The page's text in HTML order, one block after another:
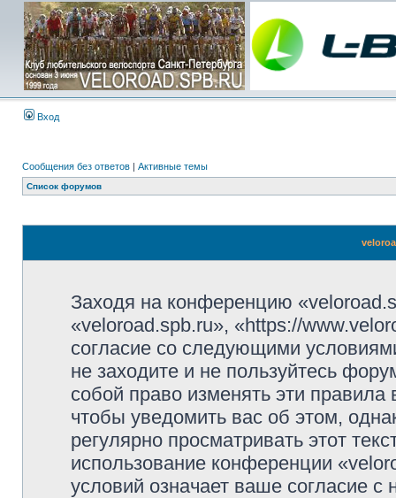
Вход
Сообщения без ответов | Активные темы
Список форумов
Заходя на конференцию
«veloroad.spb.ru», «https://
согласие со следующими
не заходите и не пользуйтесь
собой право изменять эти
чтобы уведомить вас об этом,
регулярно просматривать этот
использование конференции
условий означает ваше согласие с